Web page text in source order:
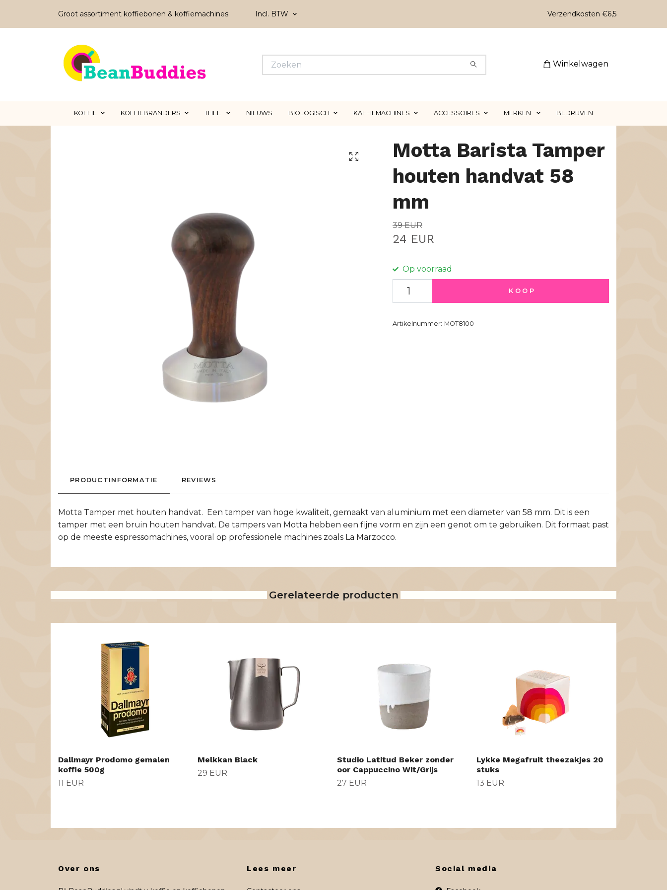
Groot assortiment koffiebonen & koffiemachines Incl. BTW Verzendkosten €6,5
Winkelwagen
KOFFIE KOFFIEBRANDERS THEE NIEUWS BIOLOGISCH KAFFIEMACHINES ACCESSOIRES MERKEN BEDRIJVEN
Motta Barista Tamper
houten handvat 58
mm
39 EUR
24 EUR
Op voorraad
KOOP
Artikelnummer: MOT8100
PRODUCTINFORMATIE REVIEWS
Motta Tamper met houten handvat. Een tamper van hoge kwaliteit, gemaakt van aluminium met een diameter van 58 mm. Dit is een
tamper met een bruin houten handvat. De tampers van Motta hebben een fijne vorm en zijn een genot om te gebruiken. Dit formaat past
op de meeste espressomachines, vooral op professionele machines zoals La Marzocco.
Gerelateerde producten
Dallmayr Prodomo gemalen
koffie 500g
11 EUR
Melkkan Black
29 EUR
Studio Latitud Beker zonder
oor Cappuccino Wit/Grijs
27 EUR
Lykke Megafruit theezakjes 20
stuks
13 EUR
Over ons Lees meer Social media